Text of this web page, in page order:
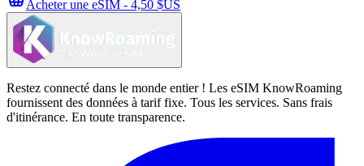
Acheter une eSIM - 4,50 $US
Restez connecté dans le monde entier ! Les eSIM KnowRoaming
fournissent des données à tarif fixe. Tous les services. Sans frais
d'itinérance. En toute transparence.